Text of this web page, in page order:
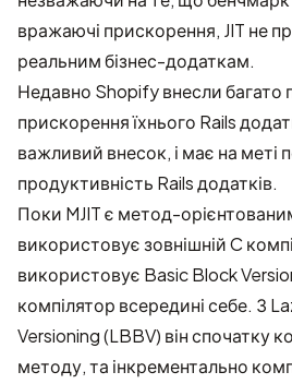
вражаючі прискорення, JIT не
реальним бізнес-додаткам.
Недавно Shopify внесли багато
прискорення їхнього Rails
важливий внесок, і має на меті
продуктивність Rails додатків.
Поки MJIT є метод-
використовує зовнішній C
використовує Basic Block
компілятор всередині себе. З
Versioning (LBBV) він спочатку
методу, та інкрементально